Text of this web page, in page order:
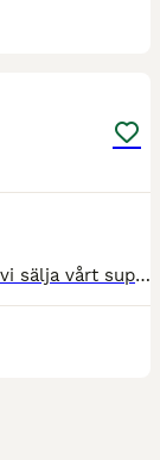
På grund av ändrade förhållanden tvingas vi sälja vårt superämne Saeli 6 år. Det är en häst som verkligen måste upplevas på plats för att förstå hans fulla potential och utstrålning. ✨ Saeli – Charm